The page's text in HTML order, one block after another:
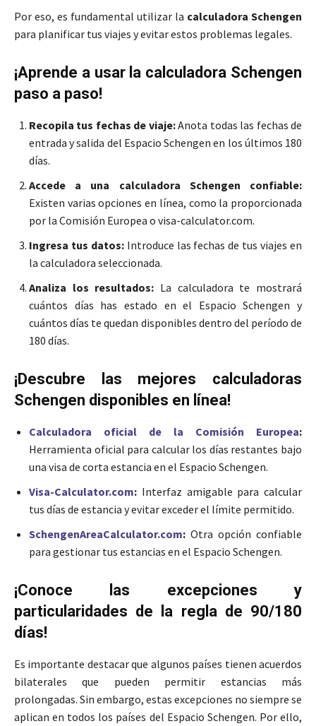
Por eso, es fundamental utilizar la calculadora Schengen
para planificar tus viajes y evitar estos problemas legales.
¡Aprende a usar la calculadora Schengen
paso a paso!
Recopila tus fechas de viaje:Anota todas las fechas de
entrada y salida del Espacio Schengen en los últimos 180
días.
Accede a una calculadora Schengen confiable:
Existen varias opciones en línea, como la proporcionada
por la Comisión Europea o visa-calculator.com.
Ingresa tus datos:Introduce las fechas de tus viajes en
la calculadora seleccionada.
Analiza los resultados: La calculadora te mostrará
cuántos días has estado en el Espacio Schengen y
cuántos días te quedan disponibles dentro del período de
180 días.
¡Descubre las mejores calculadoras
Schengen disponibles en línea!
Calculadora oficial de la Comisión Europea:
Herramienta oficial para calcular los días restantes bajo
una visa de corta estancia en el Espacio Schengen.
Visa-Calculator.com: Interfaz amigable para calcular
tus días de estancia y evitar exceder el límite permitido.
SchengenAreaCalculator.com: Otra opción confiable
para gestionar tus estancias en el Espacio Schengen.
¡Conoce las excepciones y
particularidades de la regla de 90/180
días!
Es importante destacar que algunos países tienen acuerdos
bilaterales que pueden permitir estancias más
prolongadas. Sin embargo, estas excepciones no siempre se
aplican en todos los países del Espacio Schengen. Por ello,